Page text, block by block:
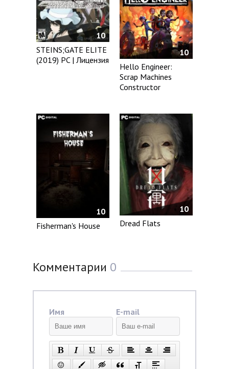
10
STEINS;GATE ELITE
(2019) PC | Лицензия
10
Hello Engineer:
Scrap Machines
Constructor
10
Fisherman's House
10
Dread Flats
Комментарии 0
Имя E-mail